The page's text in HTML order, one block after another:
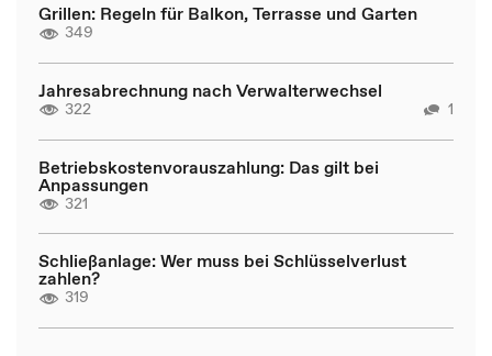
Grillen: Regeln für Balkon, Terrasse und Garten
349
Jahresabrechnung nach Verwalterwechsel
322 1
Betriebskostenvorauszahlung: Das gilt bei
Anpassungen
321
Schließanlage: Wer muss bei Schlüsselverlust
zahlen?
319